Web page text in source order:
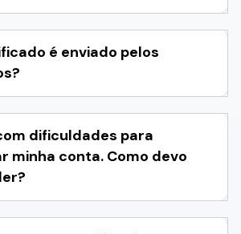
é enviado pelos
dificuldades para
minha conta. Como devo